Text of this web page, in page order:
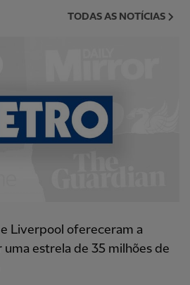
TODAS AS NOTÍCIAS
Liverpool ofereceram a
estrela de 35 milhões de